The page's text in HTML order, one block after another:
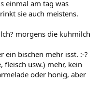
einmal am tag was
sie auch meistens.
morgens die kuhmilch
ein bischen mehr isst. :-?
fleisch usw.) mehr, kein
oder honig, aber